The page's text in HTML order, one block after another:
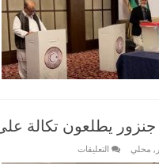
اتهامات
يطلعون تكالة
, محلي التعليقات